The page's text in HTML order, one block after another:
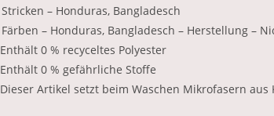
Stricken – Honduras, Bangladesch
Färben – Honduras, Bangladesch – Herstellung –
Enthält 0 % recyceltes Polyester
Enthält 0 % gefährliche Stoffe
Dieser Artikel setzt beim Waschen Mikrofasern